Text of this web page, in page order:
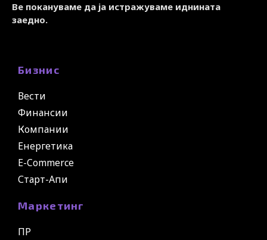
Ве покануваме да ја истражуваме иднината
заедно.
Бизнис
Вести
Финансии
Компании
Енергетика
E-Commerce
Старт-Апи
Маркетинг
ПР